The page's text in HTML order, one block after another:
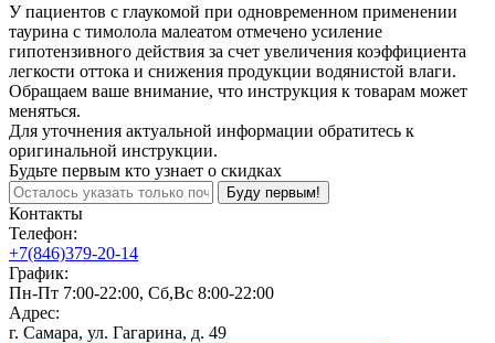
У пациентов с глаукомой при одновременном применении
таурина с тимолола малеатом отмечено усиление
гипотензивного действия за счет увеличения коэффициента
легкости оттока и снижения продукции водянистой влаги.
Обращаем ваше внимание, что инструкция к товарам может
меняться.
Для уточнения актуальной информации обратитесь к
оригинальной инструкции.
Будьте первым кто узнает о скидках
Буду первым!
Контакты
Телефон:
+7(846)379-20-14
График:
Пн-Пт 7:00-22:00, Сб,Вс 8:00-22:00
Адрес:
г. Самара, ул. Гагарина, д. 49